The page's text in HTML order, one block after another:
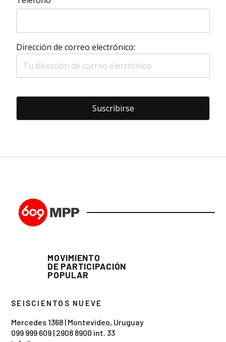
Dirección de correo electrónico:
MOVIMIENTO
DE PARTICIPACIÓN
POPULAR
SEISCIENTOS NUEVE
Mercedes 1368 | Montevideo, Uruguay
099 999 609 | 2908 8900 int. 33